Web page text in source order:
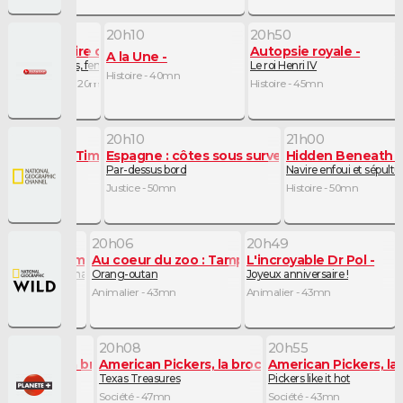
Itinéraire d'un crime
Ruth Ellis, femme fatale
Histoire - 20mn
20h10
A la Une
Histoire - 40mn
20h50
Autopsie royale
Le roi Henri IV
Histoire - 45mn
Against Time
- 50mn
20h10
Espagne : côtes sous surveillance
Par-dessus bord
Justice - 50mn
21h00
Hidden Beneath
Navire enfoui et
Histoire - 50mn
zoo : Tampa
elle si mêêê-chante ?
20h06
Au coeur du zoo : Tampa
Orang-outan
Animalier - 43mn
20h49
L'incroyable Dr Pol
Joyeux anniversaire !
Animalier - 43mn
Pickers, la brocante made in USA
20h08
American Pickers, la brocante made in USA
Texas Treasures
Société - 47mn
20h55
American Pickers,
Pickers like it hot
Société - 43mn